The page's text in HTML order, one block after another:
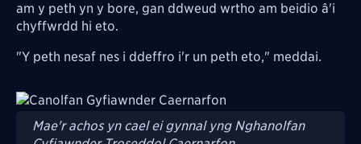
am y peth yn y bore, gan ddweud wrtho am beidio â'i
chyffwrdd hi eto.
"Y peth nesaf nes i ddeffro i'r un peth eto," meddai.
Image
Mae'r achos yn cael ei gynnal yng Nghanolfan